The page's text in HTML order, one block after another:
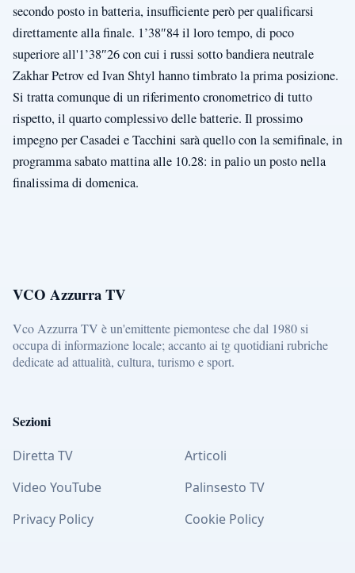
secondo posto in batteria, insufficiente però per qualificarsi
direttamente alla finale. 1’38″84 il loro tempo, di poco
superiore all'1’38″26 con cui i russi sotto bandiera neutrale
Zakhar Petrov ed Ivan Shtyl hanno timbrato la prima posizione.
Si tratta comunque di un riferimento cronometrico di tutto
rispetto, il quarto complessivo delle batterie. Il prossimo
impegno per Casadei e Tacchini sarà quello con la semifinale, in
programma sabato mattina alle 10.28: in palio un posto nella
finalissima di domenica.
VCO Azzurra TV
Vco Azzurra TV è un'emittente piemontese che dal 1980 si
occupa di informazione locale; accanto ai tg quotidiani rubriche
dedicate ad attualità, cultura, turismo e sport.
Sezioni
Diretta TV
Articoli
Video YouTube
Palinsesto TV
Privacy Policy
Cookie Policy